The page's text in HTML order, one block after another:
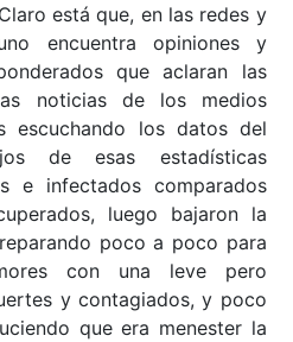
está que, en las redes y
encuentra opiniones y
que aclaran las
noticias de los medios
escuchando los datos del
de esas estadísticas
e infectados comparados
luego bajaron la
poco a poco para
con una leve pero
y contagiados, y poco
que era menester la